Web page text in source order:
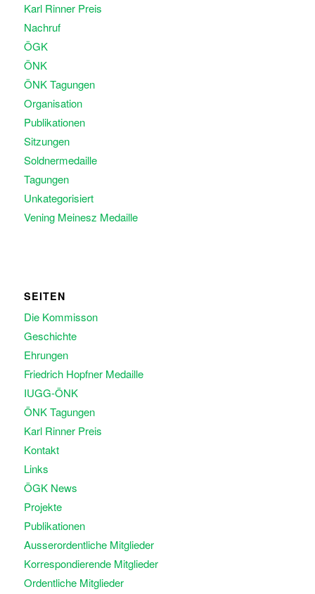
Karl Rinner Preis
Nachruf
ÖGK
ÖNK
ÖNK Tagungen
Organisation
Publikationen
Sitzungen
Soldnermedaille
Tagungen
Unkategorisiert
Vening Meinesz Medaille
SEITEN
Die Kommisson
Geschichte
Ehrungen
Friedrich Hopfner Medaille
IUGG-ÖNK
ÖNK Tagungen
Karl Rinner Preis
Kontakt
Links
ÖGK News
Projekte
Publikationen
Ausserordentliche Mitglieder
Korrespondierende Mitglieder
Ordentliche Mitglieder